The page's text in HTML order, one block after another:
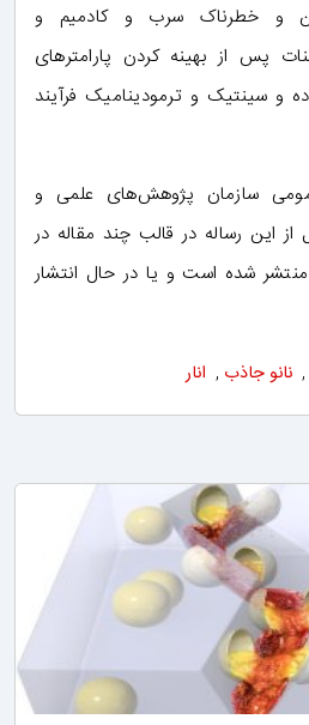
و خطرناک سرب و کادمیم و
پس از بهینه کردن پارامترهای
و سینتیک و ترمودینامیک فرآیند
سازمان پژوهش‌های علمی و
این رساله در قالب چند مقاله در
مجلات معتبر ISI و ISC منتشر شده است و یا در حال انتشار
, نانو جاذب , انار